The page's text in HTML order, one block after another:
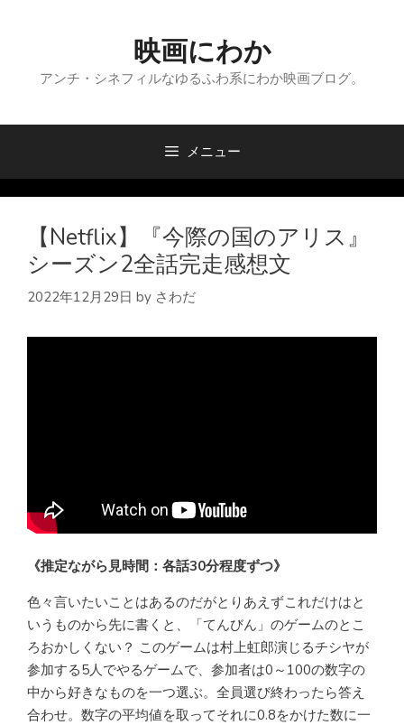
へ
映画にわか
アンチ・シネフィルなゆるふわ系にわか映画ブログ。
メニュー
【Netflix】『今際の国のアリス』
シーズン2全話完走感想文
2022年12月29日 by さわだ
《推定ながら見時間：各話30分程度ずつ》
色々言いたいことはあるのだがとりあえずこれだけはと
いうものから先に書くと、「てんびん」のゲームのとこ
ろおかしくない？ このゲームは村上虹郎演じるチシヤが
参加する5人でやるゲームで、参加者は0～100の数字の
中から好きなものを一つ選ぶ。全員選び終わったら答え
合わせ。数字の平均値を取ってそれに0.8をかけた数に一